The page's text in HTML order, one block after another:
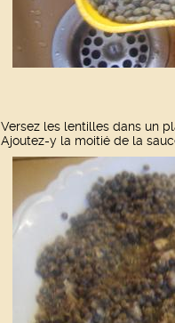
Versez les lentilles dans un
Ajoutez-y la moitié de la